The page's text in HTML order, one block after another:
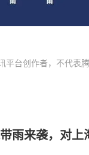
平台创作者，不代表
雨来袭，对